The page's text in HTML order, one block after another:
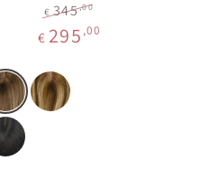
Normale
€ 345,00
€ 295 ,00